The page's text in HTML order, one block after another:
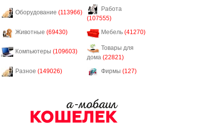
Оборудование (113966)
Работа
(107555)
Животные (69430) Мебель (41270)
Компьютеры (109603)
Товары для
дома (22821)
Разное (149026) Фирмы (127)